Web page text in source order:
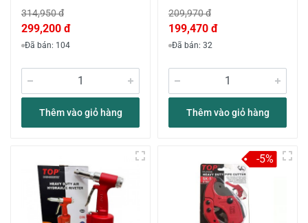
314,950 đ
299,200 đ
Đã bán: 104
Thêm vào giỏ hàng
209,970 đ
199,470 đ
Đã bán: 32
Thêm vào giỏ hàng
-5%